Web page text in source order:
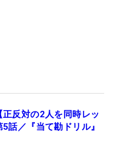
反対の2人を同時レッ
話／『当て勘ドリル』